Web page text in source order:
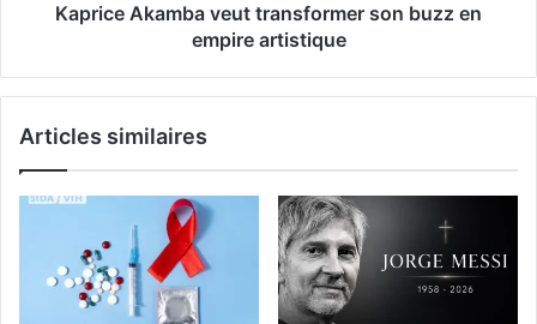
Kaprice Akamba veut transformer son buzz en
empire artistique
Articles similaires